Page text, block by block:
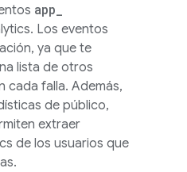
app
. Los eventos
ya que te
lista de otros
cada falla. Además,
de público,
extraer
de los usuarios que